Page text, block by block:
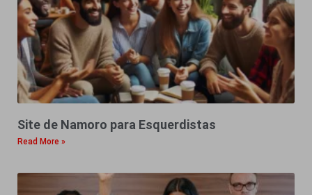
Site de Namoro para Esquerdistas
Read More »